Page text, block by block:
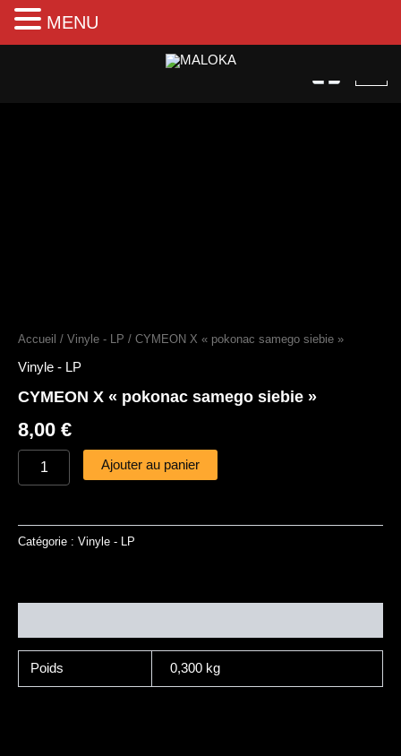
Aller
Accueil / Vinyle - LP / CYMEON X « pokonac samego siebie »
Vinyle - LP
CYMEON X « pokonac samego siebie »
8,00 €
Ajouter au panier
Catégorie : Vinyle - LP
Poids 0,300 kg
MENU